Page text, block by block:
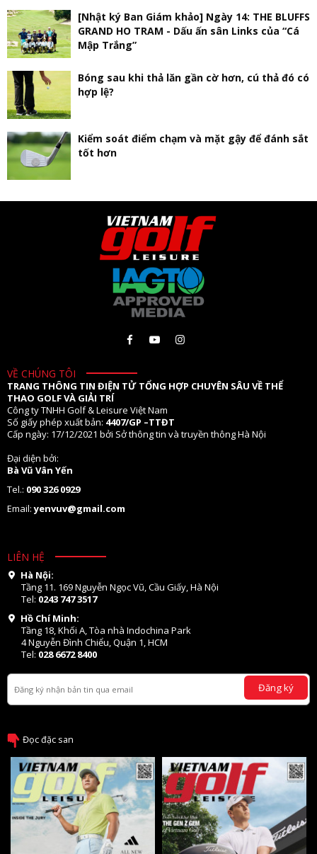
[Nhật ký Ban Giám khảo] Ngày 14: THE BLUFFS
GRAND HO TRAM - Dấu ấn sân Links của “Cá
Mập Trắng”
Bóng sau khi thả lăn gần cờ hơn, cú thả đó có
hợp lệ?
Kiểm soát điểm chạm và mặt gậy để đánh sắt
tốt hơn
VỀ CHÚNG TÔI
TRANG THÔNG TIN ĐIỆN TỬ TỔNG HỢP CHUYÊN SÂU VỀ THỂ
THAO GOLF VÀ GIẢI TRÍ
Công ty TNHH Golf & Leisure Việt Nam
Số giấy phép xuất bản: 4407/GP –TTĐT
Cấp ngày: 17/12/2021 bởi Sở thông tin và truyền thông Hà Nội
Đại diện bởi:
Bà Vũ Vân Yến
Tel.: 090 326 0929
Email:yenvuv@gmail.com
LIÊN HỆ
Hà Nội:
Tầng 11. 169 Nguyễn Ngọc Vũ, Cầu Giấy, Hà Nội
Tel: 0243 747 3517
Hồ Chí Minh:
Tầng 18, Khối A, Tòa nhà Indochina Park
4 Nguyễn Đình Chiểu, Quận 1, HCM
Tel: 028 6672 8400
Đăng ký
Đọc đặc san